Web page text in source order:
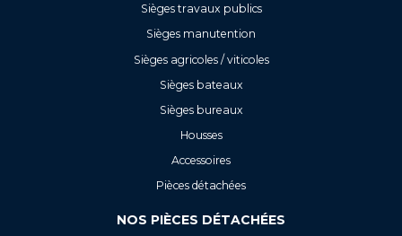
Sièges travaux publics
Sièges manutention
Sièges agricoles / viticoles
Sièges bateaux
Sièges bureaux
Housses
Accessoires
Pièces détachées
NOS PIÈCES DÉTACHÉES